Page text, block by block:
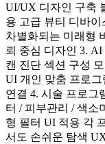
UI/UX 디자인 구축
용 고급 뷰티 디바이
차별화되는 미래형
뢰 중심 디자인 3.
캔 진단 섹션 구성
UI 개인 맞춤 프로
연결 4. 시술 프로그
터 / 피부관리 / 색소
형 필터 UI 적용 각
서도 손쉬운 탐색